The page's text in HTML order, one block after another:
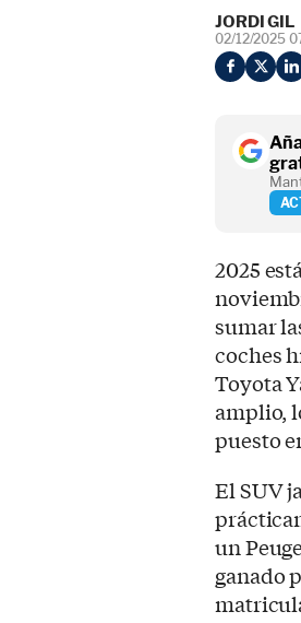
JORDI GIL
02/12/2025
2025
sumar
coches
Toyota
amplio,
puesto
El SUV
un
ganado